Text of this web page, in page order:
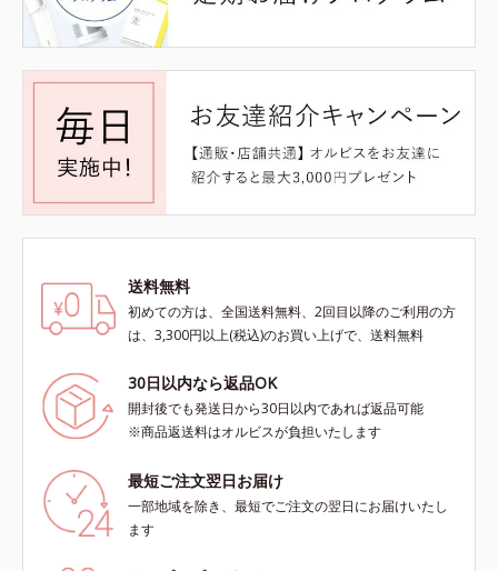
送料無料
初めての方は、全国送料無料、2回目以降のご利用の方
は、3,300円以上(税込)のお買い上げで、送料無料
30日以内なら返品OK
開封後でも発送日から30日以内であれば返品可能
※商品返送料はオルビスが負担いたします
最短ご注文翌日お届け
一部地域を除き、最短でご注文の翌日にお届けいたし
ます